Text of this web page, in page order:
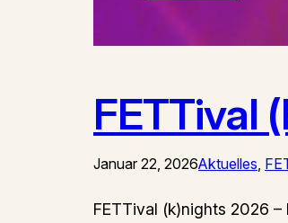
FETTival
Januar 22, 2026Aktuelles
FETTival (k)nights 2026